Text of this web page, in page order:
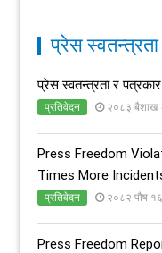
प्रेस स्वतन्त्रता
प्रेस स्वतन्त्रता र
प्रतिवेदन २०८३ बैशाख
Press Freedom
Times More
प्रतिवेदन २०८२ पौष १६
Press Freedom